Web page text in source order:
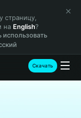
страницу,
на English?
Скачать